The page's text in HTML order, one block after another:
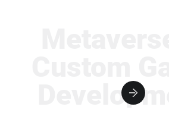
Development